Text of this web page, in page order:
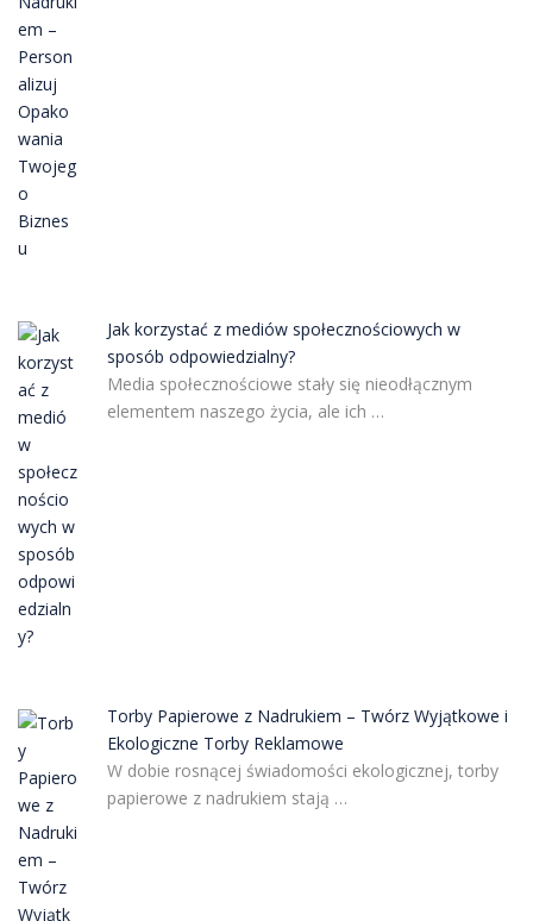
Jak korzystać z mediów społecznościowych w
sposób odpowiedzialny?
Media społecznościowe stały się nieodłącznym
elementem naszego życia, ale ich …
Torby Papierowe z Nadrukiem – Twórz Wyjątkowe i
Ekologiczne Torby Reklamowe
W dobie rosnącej świadomości ekologicznej, torby
papierowe z nadrukiem stają …